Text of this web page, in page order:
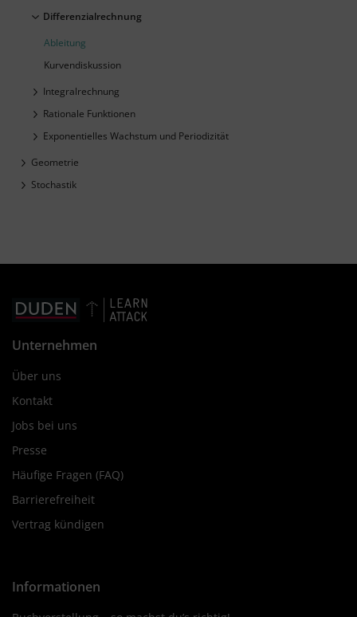
Differenzialrechnung
Ableitung
Kurvendiskussion
Integralrechnung
Rationale Funktionen
Exponentielles Wachstum und Periodizität
Geometrie
Stochastik
Unternehmen
Über uns
Kontakt
Jobs bei uns
Presse
Häufige Fragen (FAQ)
Barrierefreiheit
Vertrag kündigen
Informationen